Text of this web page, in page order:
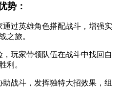
势：
过英雄角色搭配战斗，增强实
之旅。
玩家带领队伍在战斗中找回自
利。
战斗，发挥独特大招效果，组